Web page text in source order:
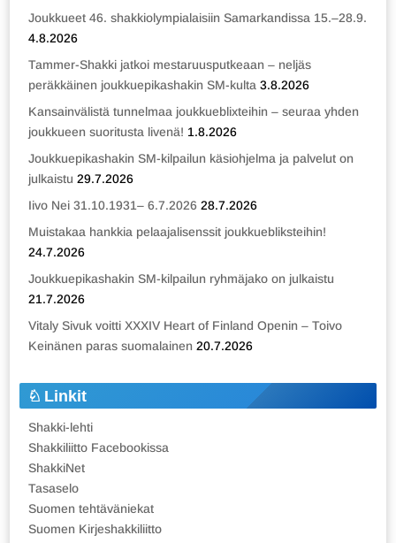
Joukkueet 46. shakkiolympialaisiin Samarkandissa 15.–28.9.
4.8.2026
Tammer-Shakki jatkoi mestaruusputkeaan – neljäs
peräkkäinen joukkuepikashakin SM-kulta 3.8.2026
Kansainvälistä tunnelmaa joukkueblixteihin – seuraa yhden
joukkueen suoritusta livenä! 1.8.2026
Joukkuepikashakin SM-kilpailun käsiohjelma ja palvelut on
julkaistu 29.7.2026
Iivo Nei 31.10.1931– 6.7.2026 28.7.2026
Muistakaa hankkia pelaajalisenssit joukkuebliksteihin!
24.7.2026
Joukkuepikashakin SM-kilpailun ryhmäjako on julkaistu
21.7.2026
Vitaly Sivuk voitti XXXIV Heart of Finland Openin – Toivo
Keinänen paras suomalainen 20.7.2026
Linkit
Shakki-lehti
Shakkiliitto Facebookissa
ShakkiNet
Tasaselo
Suomen tehtäväniekat
Suomen Kirjeshakkiliitto